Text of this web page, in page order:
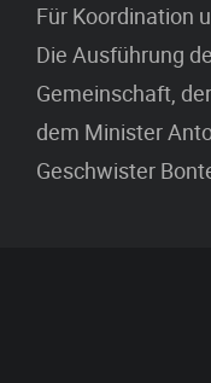
Für Koordination
Die Ausführung
Gemeinschaft,
dem Minister
Geschwister